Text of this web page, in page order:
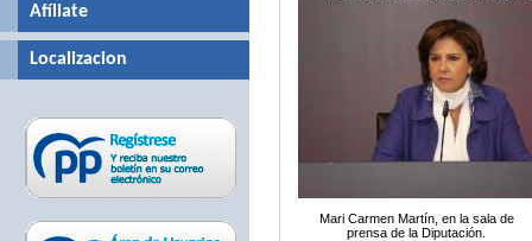
Mari Carmen Martín, en la sala de
prensa de la Diputación.
Afíliate
Localizacion